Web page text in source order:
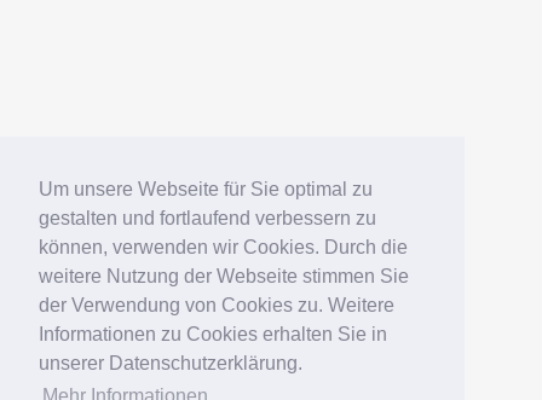
Um unsere Webseite für Sie optimal zu
gestalten und fortlaufend verbessern zu
können, verwenden wir Cookies. Durch die
weitere Nutzung der Webseite stimmen Sie
der Verwendung von Cookies zu. Weitere
Informationen zu Cookies erhalten Sie in
unserer Datenschutzerklärung.